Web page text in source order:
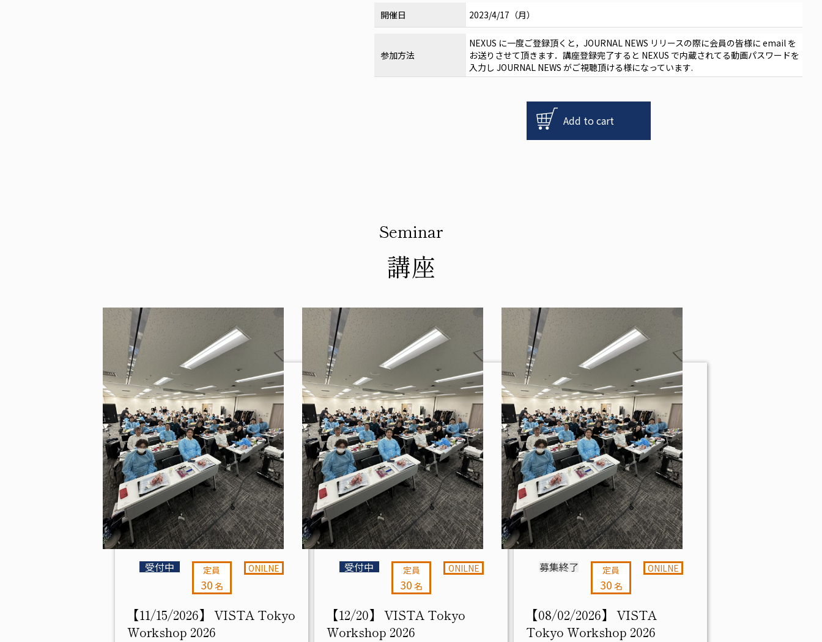
え
る
響
つ
開催日 2023/4/17（月）
参加方法
NEXUS に一度ご登録頂くと， JOURNAL NEWS リリースの際に会員の皆様に email を
お送りさせて頂きます．講座登録完了すると NEXUS で内蔵されてる動画パスワードを
入力し JOURNAL NEWS がご視聴頂ける様になっています.
骨
え
に
つ
い
て】
個
Add to cart
Seminar
講座
受付中 定員
30 名
ONILNE
【11/15/2026】 VISTA Tokyo
Workshop 2026
受付中 定員
30 名
ONILNE
【12/20】 VISTA Tokyo
Workshop 2026
募集終了 定員
30 名
ONILNE
【08/02/2026】 VISTA
Tokyo Workshop 2026